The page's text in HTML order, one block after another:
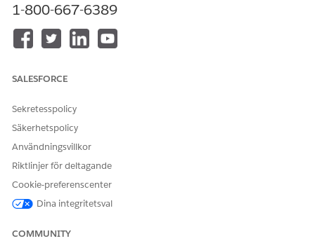
ANVÄNDARBEHÖRIGHETER SOM KRÄVS FÖR ATT
Klona Omniskript för lås
eller lås upp kort:
Sök fram och öppna
VäljFSCRtl/LockUnlockCard
Klicka påAktivera version
Berätta för oss vad vi kan förbättra!
1-800-667-6389
SALESFORCE
Sekretesspolicy
Säkerhetspolicy
Användningsvillkor
Riktlinjer för deltagande
Cookie-preferenscenter
Dina integritetsval
COMMUNITY